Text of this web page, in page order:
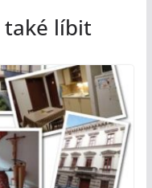
také líbit